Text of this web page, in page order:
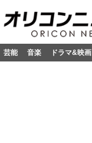
芸能 音楽 ドラマ&映画